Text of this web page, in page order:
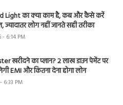
Light का क्या काम है, कब और कैसे करें
ज्यादातर लोग नहीं जानते सही तरीका
- 6:14 PM
खरीदने का प्लान? 2 लाख डाउन पेमेंट पर
EMI और कितना देना होगा लोन
6:33 PM